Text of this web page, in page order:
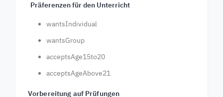
Präferenzen für den Unterricht
wantsIndividual
wantsGroup
acceptsAge15to20
acceptsAgeAbove21
Vorbereitung auf Prüfungen